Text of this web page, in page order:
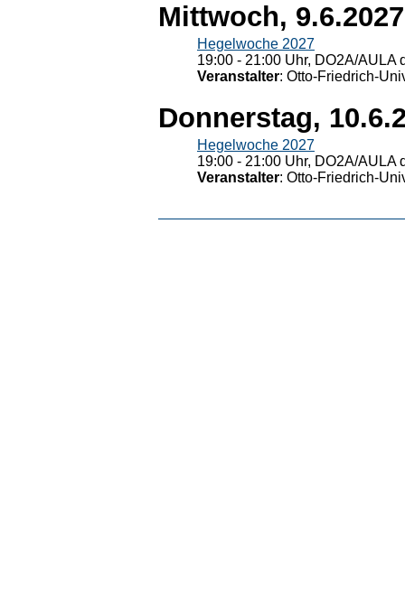
Mittwoch, 9.6.2027
Hegelwoche 2027
19:00 - 21:00 Uhr, DO2A/
Veranstalter: Otto-Friedrich-
Donnerstag,
Hegelwoche 2027
19:00 - 21:00 Uhr, DO2A/
Veranstalter: Otto-Friedrich-